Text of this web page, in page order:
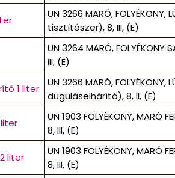
UN 3266 MARÓ,
tisztítószer), 8, III, (E)
UN 3264 MARÓ, FOLYÉKONY
III, (E)
1 liter
UN 3266 MARÓ,
duguláselhárító), 8, II, (E)
UN 1903 FOLYÉKONY,
8, III, (E)
liter
UN 1903 FOLYÉKONY,
8, III, (E)